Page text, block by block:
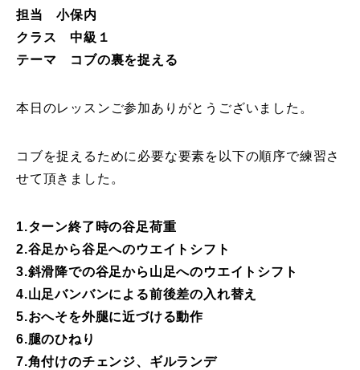
中級2
講師から選ぶ Instructor
インストラクター一覧
レッスンレポート
よくある質問
担当 小保内
クラス 中級１
テーマ コブの裏を捉える
本日のレッスンご参加ありがとうございました。
コブを捉えるために必要な要素を以下の順序で練習さ
せて頂きました。
1.ターン終了時の谷足荷重
2.谷足から谷足へのウエイトシフト
3.斜滑降での谷足から山足へのウエイトシフト
4.山足バンバンによる前後差の入れ替え
5.おへそを外腿に近づける動作
6.腿のひねり
7.角付けのチェンジ、ギルランデ